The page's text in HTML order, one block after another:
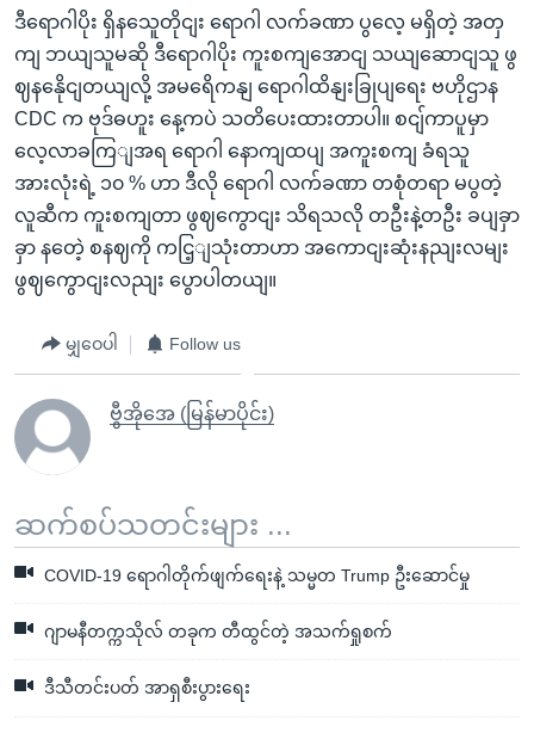
ဒီရောဂါပိုး ရှိနသေူတိုငျး ရောဂါ လက်ခဏာ ပွလေ့ မရှိတဲ့ အတှ
ကျ ဘယျသူမဆို ဒီရောဂါပိုး ကူးစကျအောငျ သယျဆောငျသူ ဖွ
ဈနနေိုငျတယျလို့ အမရေိကနျ ရောဂါထိနျးခြုပျရေး ဗဟိုဌာန
CDC က ဗုဒ်ဓဟူး နေ့ကပဲ သတိပေးထားတာပါ။ စငျ်ကာပူမှာ
လေ့လာခကြျအရ ရောဂါ နောကျထပျ အကူးစကျ ခံရသူ
အားလုံးရဲ့ ၁၀ % ဟာ ဒီလို ရောဂါ လက်ခဏာ တစုံတရာ မပွတဲ့
လူဆီက ကူးစကျတာ ဖွဈကွောငျး သိရသလို တဦးနဲ့တဦး ခပျခှာ
ခှာ နတေဲ့ စနဈကို ကငြ့ျသုံးတာဟာ အကောငျးဆုံးနညျးလမျး
ဖွဈကွောငျးလညျး ပွောပါတယျ။
မျှဝေပါ Follow us
ဗွီအိုအေ (မြန်မာပိုင်း)
ဆက်စပ်သတင်းများ ...
COVID-19 ရောဂါတိုက်ဖျက်ရေးနဲ့ သမ္မတ Trump ဦးဆောင်မှု
ဂျာမနီတက္ကသိုလ် တခုက တီထွင်တဲ့ အသက်ရှုစက်
ဒီသီတင်းပတ် အာရှစီးပွားရေး